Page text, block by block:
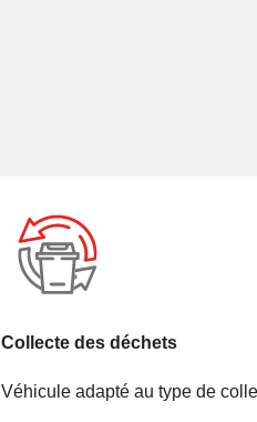
Collecte des déchets
Véhicule adapté au type de